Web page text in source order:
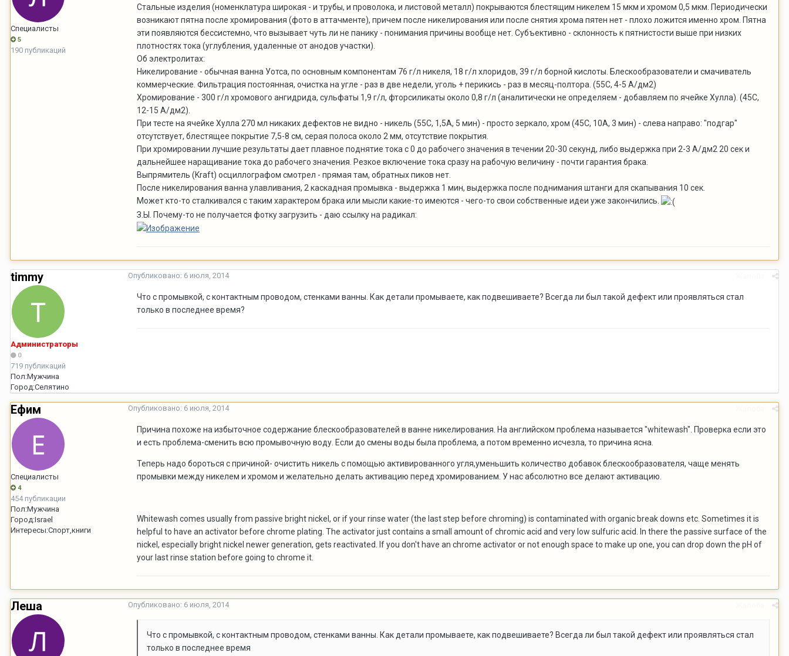
Специалисты
5
190 публикаций
Стальные изделия (номенклатура широкая - и трубы, и проволока, и листовой металл) покрываются блестящим никелем 15 мкм и хромом 0,5 мкм. Периодически
возникают пятна после хромирования (фото в аттачменте), причем после никелирования или после снятия хрома пятен нет - плохо ложится именно хром. Пятна
эти появляются бессистемно, что вызывает чуть ли не панику - понимания причины вообще нет. Субъективно - склонность к пятнистости выше при низких
плотностях тока (углубления, удаленные от анодов участки).
Об электролитах:
Никелирование - обычная ванна Уотса, по основным компонентам 76 г/л никеля, 18 г/л хлоридов, 39 г/л борной кислоты. Блескообразователи и смачиватель
коммерческие. Фильтрация постоянная, очистка на угле - раз в две недели, уголь + перикись - раз в месяц-полтора. (55С, 4-5 А/дм2)
Хромирование - 300 г/л хромового ангидрида, сульфаты 1,9 г/л, фторсиликаты около 0,8 г/л (аналитически не определяем - добавляем по ячейке Хулла). (45С,
12-15 А/дм2).
При тесте на ячейке Хулла 270 мл никаких дефектов не видно - никель (55С, 1,5А, 5 мин) - просто зеркало, хром (45С, 10А, 3 мин) - слева направо: "подгар"
отсутствует, блестящее покрытие 7,5-8 см, серая полоса около 2 мм, отсутствие покрытия.
При хромировании лучшие результаты дает плавное поднятие тока с 0 до рабочего значения в течении 20-30 секунд, либо выдержка при 2-3 А/дм2 20 сек и
дальнейшее наращивание тока до рабочего значения. Резкое включение тока сразу на рабочую величину - почти гарантия брака.
Выпрямитель (Kraft) осциллографом смотрел - прямая там, обратных пиков нет.
После никелирования ванна улавливания, 2 каскадная промывка - выдержка 1 мин, выдержка после поднимания штанги для скапывания 10 сек.
Может кто-то сталкивался с таким характером брака или мысли какие-то имеются - чего-то свои собственные идеи уже закончились.
З.Ы. Почему-то не получается фотку загрузить - даю ссылку на радикал:
timmy
Администраторы
0
719 публикаций
Пол:Мужчина
Город:Селятино
Опубликовано: 6 июля, 2014
Что с промывкой, с контактным проводом, стенками ванны. Как детали промываете, как подвешиваете? Всегда ли был такой дефект или проявляться стал
только в последнее время?
Ефим
Специалисты
4
454 публикации
Пол:Мужчина
Город:Israel
Интересы:Спорт,книги
Опубликовано: 6 июля, 2014
Причина похоже на избыточное содержание блескообразователей в ванне никелирования. На английском проблема называется "whitewash". Проверка если это
и есть проблема-сменить всю промывочную воду. Если до смены воды была проблема, а потом временно исчезла, то причина ясна.
Теперь надо бороться с причиной- очистить никель с помощью активированного угля,уменьшить количество добавок блескообразователя, чаще менять
промывки между никелем и хромом и желательно делать активацию перед хромированием. У нас абсолютно все делают активацию.
Whitewash comes usually from passive bright nickel, or if your rinse water (the last step before chroming) is contaminated with organic break downs etc. Sometimes it is
helpful to have an activator before chrome plating. The activator just contains a small amount of chromic acid and very low sulfuric acid. In there the passive surface of the
nickel, especially bright nickel newer generation, gets reactivated. If you don't have an chrome activator or not enough space to make up one, you can drop down the pH of
your last rinse station before going to chrome it.
Леша Опубликовано: 6 июля, 2014
Что с промывкой, с контактным проводом, стенками ванны. Как детали промываете, как подвешиваете? Всегда ли был такой дефект или проявляться стал
только в последнее время